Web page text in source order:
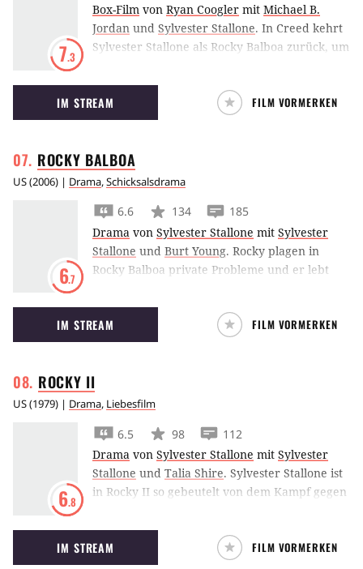
7.3
Box-Film von Ryan Coogler mit Michael B.
Jordan und Sylvester Stallone. In Creed kehrt
Sylvester Stallone als Rocky Balboa zurück, um
seines ehemaligen Gegners, zu trainieren.
IM STREAM FILM VORMERKEN
ROCKY BALBOA
US(2006) | Drama,Schicksalsdrama
6.7
6.6 134
185
Drama von Sylvester Stallone mit Sylvester
Stallone und Burt Young. Rocky plagen in
Rocky Balboa private Probleme und er lebt
entschließt, wieder in den Ring zu steigen.
IM STREAM FILM VORMERKEN
ROCKY II
US(1979) | Drama, Liebesfilm
6.8
6.5 98
112
Drama von Sylvester Stallone mit Sylvester
Stallone und Talia Shire. Sylvester Stallone ist
in Rocky II so gebeutelt von dem Kampf gegen
Boxer eine Revanche vorerst ausschlägt.
IM STREAM FILM VORMERKEN